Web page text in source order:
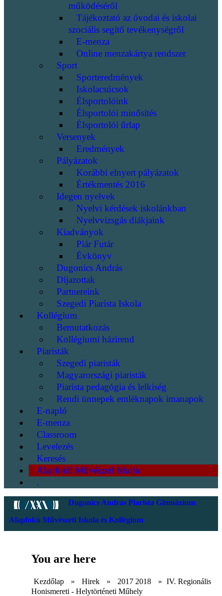
működéséről
Tájékoztató az óvodai és iskolai
szociális segítő tevékenységről
E-menza
Online menzakártya rendszer
Sport
Sporteredmények
Iskolacsúcsok
Élsportolóink
Élsportolói minősítés
Élsportolói űrlap
Versenyek
Eredmények
Pályázatok
Korábbi elnyert pályázatok
Értékmentés 2016
Idegen nyelvek
Nyelvi kérdések iskolánkban
Nyelvvizsgás diákjaink
Kiadványok
Piár Futár
Évkönyv
Dugonics András
Díjazottak
Partnereink
Szegedi Piarista Iskola
Kollégium
Bemutatkozás
Kollégiumi házirend
Piaristák
Szegedi piaristák
Magyarországi piaristák
Piarista pedagógia és lelkiség
Rendi ünnepek emléknapok imanapok
E-napló
E-menza
Classroom
Levelezés
Keresés
Alapfokú Művészeti Iskola
.
Dugonics András Piarista Gimnázium
Alapfokú Művészeti Iskola és Kollégium
You are here
Kezdőlap » Hirek » 2017 2018 » IV. Regionális
Honismereti - Helytörténeti Műhely